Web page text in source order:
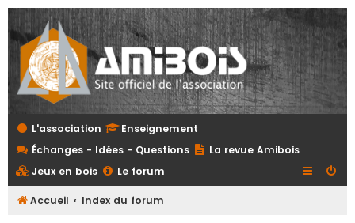
L'association
Enseignement
Échanges - Idées - Questions
La revue Amibois
Jeux en bois
Le forum
Accueil Index du forum